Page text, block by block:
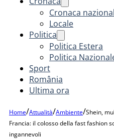
Cronaca
Locale
Politica
Politica Estera
Politica
Sport
România
Ultima ora
Home/Attualità/Ambiente/Shein,
Francia: il colosso della fast fashion
ingannevoli